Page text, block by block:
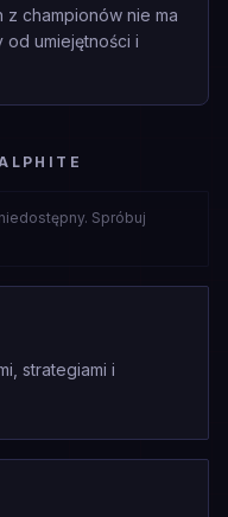
championów nie ma
umiejętności i
Spróbuj
strategiami i